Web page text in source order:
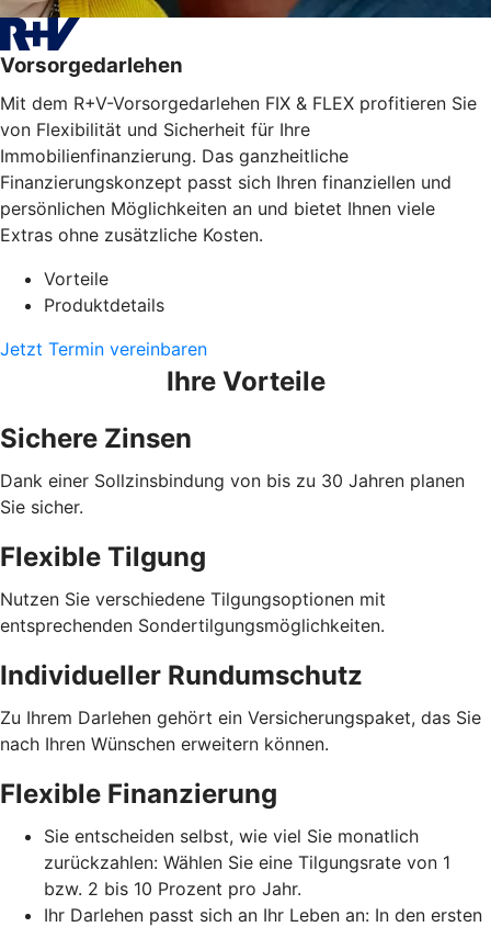
Vorsorgedarlehen
Mit dem R+V-Vorsorgedarlehen FIX & FLEX profitieren Sie
von Flexibilität und Sicherheit für Ihre
Immobilienfinanzierung. Das ganzheitliche
Finanzierungskonzept passt sich Ihren finanziellen und
persönlichen Möglichkeiten an und bietet Ihnen viele
Extras ohne zusätzliche Kosten.
Vorteile
Produktdetails
Jetzt Termin vereinbaren
Ihre Vorteile
Sichere Zinsen
Dank einer Sollzinsbindung von bis zu 30 Jahren planen
Sie sicher.
Flexible Tilgung
Nutzen Sie verschiedene Tilgungsoptionen mit
entsprechenden Sondertilgungsmöglichkeiten.
Individueller Rundumschutz
Zu Ihrem Darlehen gehört ein Versicherungspaket, das Sie
nach Ihren Wünschen erweitern können.
Flexible Finanzierung
Sie entscheiden selbst, wie viel Sie monatlich
zurückzahlen: Wählen Sie eine Tilgungsrate von 1
bzw. 2 bis 10 Prozent pro Jahr.
Ihr Darlehen passt sich an Ihr Leben an: In den ersten